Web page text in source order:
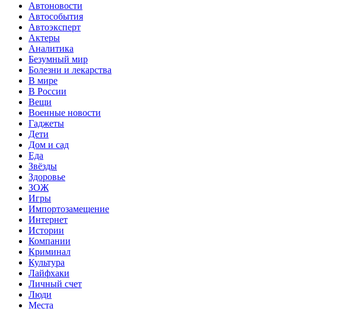
Автоновости
Автособытия
Автоэксперт
Актеры
Аналитика
Безумный мир
Болезни и лекарства
В мире
В России
Вещи
Военные новости
Гаджеты
Дети
Дом и сад
Еда
Звёзды
Здоровье
ЗОЖ
Игры
Импортозамещение
Интернет
Истории
Компании
Криминал
Культура
Лайфхаки
Личный счет
Люди
Места